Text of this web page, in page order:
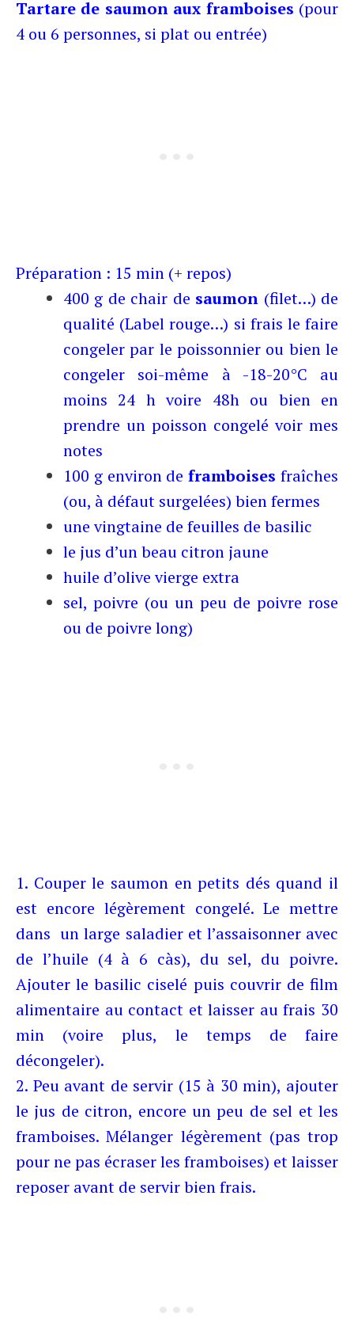
Tartare de saumon aux framboises (pour
4 ou 6 personnes, si plat ou entrée)
Préparation : 15 min (+ repos)
400 g de chair de saumon (filet…) de
qualité (Label rouge…) si frais le faire
congeler par le poissonnier ou bien le
congeler soi-même à -18-20°C au
moins 24 h voire 48h ou bien en
prendre un poisson congelé voir mes
notes
100 g environ deframboises fraîches
(ou, à défaut surgelées) bien fermes
une vingtaine de feuilles de basilic
le jus d’un beau citron jaune
huile d’olive vierge extra
sel, poivre (ou un peu de poivre rose
ou de poivre long)
1. Couper le saumon en petits dés quand il
est encore légèrement congelé. Le mettre
dans un large saladier et l’assaisonner avec
de l’huile (4 à 6 càs), du sel, du poivre.
Ajouter le basilic ciselé puis couvrir de film
alimentaire au contact et laisser au frais 30
min (voire plus, le temps de faire
décongeler).
2. Peu avant de servir (15 à 30 min), ajouter
le jus de citron, encore un peu de sel et les
framboises. Mélanger légèrement (pas trop
pour ne pas écraser les framboises) et laisser
reposer avant de servir bien frais.